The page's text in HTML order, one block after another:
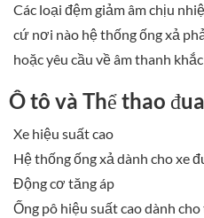
Các loại đệm giảm âm chịu
cứ nơi nào hệ thống ống xả
hoặc yêu cầu về âm thanh
Ô tô và Thể thao
Xe hiệu suất cao
Hệ thống ống xả dành cho xe
Động cơ tăng áp
Ống pô hiệu suất cao dành